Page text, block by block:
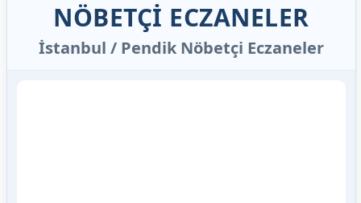
NÖBETÇİ ECZANELER
İstanbul / Pendik Nöbetçi Eczaneler